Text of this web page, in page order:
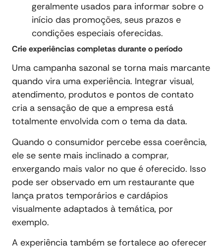
geralmente usados para informar sobre o
início das promoções, seus prazos e
condições especiais oferecidas.
Crie experiências completas durante o período
Uma campanha sazonal se torna mais marcante
quando vira uma experiência. Integrar visual,
atendimento, produtos e pontos de contato
cria a sensação de que a empresa está
totalmente envolvida com o tema da data.
Quando o consumidor percebe essa coerência,
ele se sente mais inclinado a comprar,
enxergando mais valor no que é oferecido. Isso
pode ser observado em um restaurante que
lança pratos temporários e cardápios
visualmente adaptados à temática, por
exemplo.
A experiência também se fortalece ao oferecer